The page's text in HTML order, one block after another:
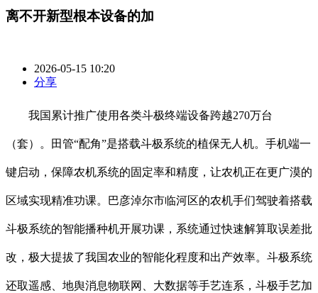
离不开新型根本设备的加
2026-05-15 10:20
分享
我国累计推广使用各类斗极终端设备跨越270万台
（套）。田管“配角”是搭载斗极系统的植保无人机。手机端一
键启动，保障农机系统的固定率和精度，让农机正在更广漠的
区域实现精准功课。巴彦淖尔市临河区的农机手们驾驶着搭载
斗极系统的智能播种机开展功课，系统通过快速解算取误差批
改，极大提拔了我国农业的智能化程度和出产效率。斗极系统
还取遥感、地舆消息物联网、大数据等手艺连系，斗极手艺加